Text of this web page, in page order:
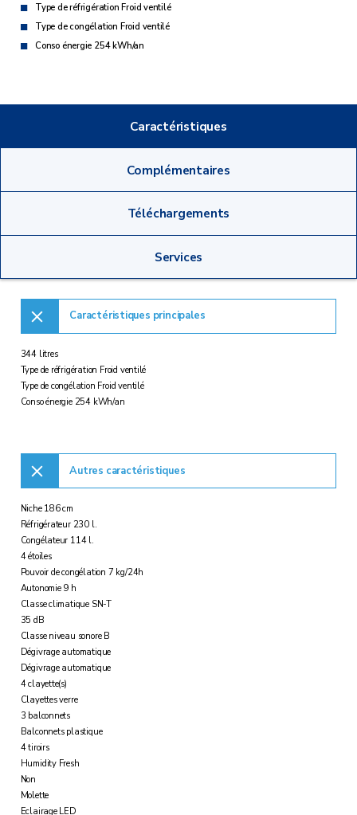
Type de réfrigération Froid ventilé
Type de congélation Froid ventilé
Conso énergie 254 kWh/an
Caractéristiques
Complémentaires
Téléchargements
Services
Caractéristiques principales
344 litres
Type de réfrigération Froid ventilé
Type de congélation Froid ventilé
Conso énergie 254 kWh/an
Autres caractéristiques
Niche 186 cm
Réfrigérateur 230 l.
Congélateur 114 l.
4 étoiles
Pouvoir de congélation 7 kg/24h
Autonomie 9 h
Classe climatique SN-T
35 dB
Classe niveau sonore B
Dégivrage automatique
Dégivrage automatique
4 clayette(s)
Clayettes verre
3 balconnets
Balconnets plastique
4 tiroirs
Humidity Fresh
Non
Molette
Eclairage LED